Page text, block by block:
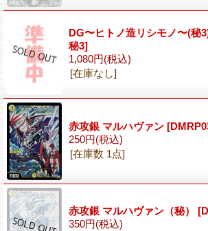
DG〜ヒトノ造リシモノ〜(秘
秘3]
1,080円(税込)
[在庫なし]
赤攻銀 マルハヴァン
250円(税込)
[在庫数 1点]
赤攻銀 マルハヴァン（秘）
350円(税込)